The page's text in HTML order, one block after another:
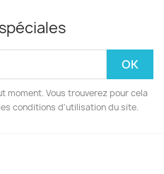
moment. Vous trouverez pour cela
conditions d'utilisation du site.